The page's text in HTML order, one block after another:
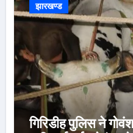
झारखण्ड
गिरिडीह पुलिस ने